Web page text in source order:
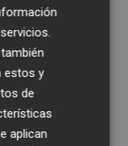
de
también
estos y
de
aplican